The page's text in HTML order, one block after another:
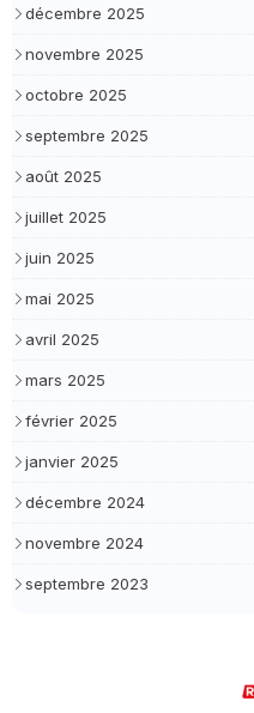
décembre 2025
novembre 2025
octobre 2025
septembre 2025
août 2025
juillet 2025
juin 2025
mai 2025
avril 2025
mars 2025
février 2025
janvier 2025
décembre 2024
novembre 2024
septembre 2023